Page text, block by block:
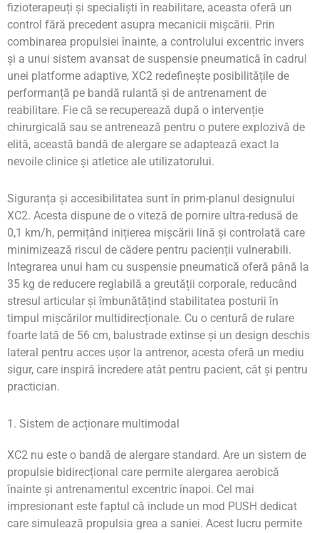
fizioterapeuți și specialiști în reabilitare, aceasta oferă un
control fără precedent asupra mecanicii mișcării. Prin
combinarea propulsiei înainte, a controlului excentric invers
și a unui sistem avansat de suspensie pneumatică în cadrul
unei platforme adaptive, XC2 redefinește posibilitățile de
performanță pe bandă rulantă și de antrenament de
reabilitare. Fie că se recuperează după o intervenție
chirurgicală sau se antrenează pentru o putere explozivă de
elită, această bandă de alergare se adaptează exact la
nevoile clinice și atletice ale utilizatorului.
Siguranța și accesibilitatea sunt în prim-planul designului
XC2. Acesta dispune de o viteză de pornire ultra-redusă de
0,1 km/h, permițând inițierea mișcării lină și controlată care
minimizează riscul de cădere pentru pacienții vulnerabili.
Integrarea unui ham cu suspensie pneumatică oferă până la
35 kg de reducere reglabilă a greutății corporale, reducând
stresul articular și îmbunătățind stabilitatea posturii în
timpul mișcărilor multidirecționale. Cu o centură de rulare
foarte lată de 56 cm, balustrade extinse și un design deschis
lateral pentru acces ușor la antrenor, acesta oferă un mediu
sigur, care inspiră încredere atât pentru pacient, cât și pentru
practician.
1. Sistem de acționare multimodal
XC2 nu este o bandă de alergare standard. Are un sistem de
propulsie bidirecțional care permite alergarea aerobică
înainte și antrenamentul excentric înapoi. Cel mai
impresionant este faptul că include un mod PUSH dedicat
care simulează propulsia grea a saniei. Acest lucru permite